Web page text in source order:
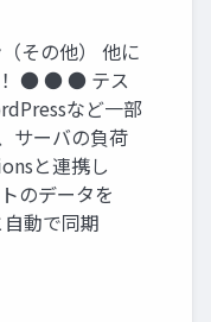
その他） 他に
！ ● ● ● テス
など一部
サーバの負荷
と連携し
のデータを
動で同期